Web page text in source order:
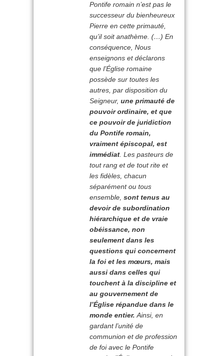
Pontife romain n’est pas le
successeur du bienheureux
Pierre en cette primauté,
qu’il soit anathème. (…) En
conséquence, Nous
enseignons et déclarons
que l’Église romaine
possède sur toutes les
autres, par disposition du
Seigneur, une primauté de
pouvoir ordinaire, et que
ce pouvoir de juridiction
du Pontife romain,
vraiment épiscopal, est
immédiat . Les pasteurs de
tout rang et de tout rite et
les fidèles, chacun
séparément ou tous
ensemble, sont tenus au
devoir de subordination
hiérarchique et de vraie
obéissance, non
seulement dans les
questions qui concernent
la foi et les mœurs, mais
aussi dans celles qui
touchent à la discipline et
au gouvernement de
l’Église répandue dans le
monde entier. Ainsi, en
gardant l’unité de
communion et de profession
de foi avec le Pontife